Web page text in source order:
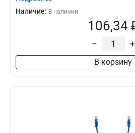
Наличие: В наличии
106,34
– +
В корзину